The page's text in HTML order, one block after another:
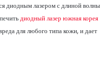
диодным лазером с длиной волны
диодный лазер южная корея
для любого типа кожи, и дает